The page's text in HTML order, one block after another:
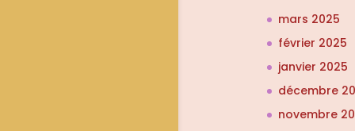
mars 2025
février 2025
janvier 2025
décembre
novembre